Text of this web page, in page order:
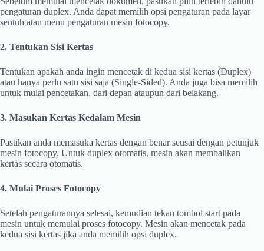
pengaturan duplex. Anda dapat memilih opsi pengaturan pada layar
sentuh atau menu pengaturan mesin fotocopy.
2. Tentukan Sisi Kertas
Tentukan apakah anda ingin mencetak di kedua sisi kertas (Duplex)
atau hanya perlu satu sisi saja (Single-Sided). Anda juga bisa memilih
untuk mulai pencetakan, dari depan ataupun dari belakang.
3. Masukan Kertas Kedalam Mesin
Pastikan anda memasuka kertas dengan benar seusai dengan petunjuk
mesin fotocopy. Untuk duplex otomatis, mesin akan membalikan
kertas secara otomatis.
4. Mulai Proses Fotocopy
Setelah pengaturannya selesai, kemudian tekan tombol start pada
mesin untuk memulai proses fotocopy. Mesin akan mencetak pada
kedua sisi kertas jika anda memilih opsi duplex.